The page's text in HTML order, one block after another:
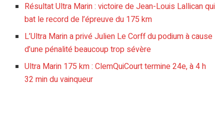
Résultat Ultra Marin : victoire de Jean-Louis Lallican qui
bat le record de l’épreuve du 175 km
L’Ultra Marin a privé Julien Le Corff du podium à cause
d’une pénalité beaucoup trop sévère
Ultra Marin 175 km : ClemQuiCourt termine 24e, à 4 h
32 min du vainqueur